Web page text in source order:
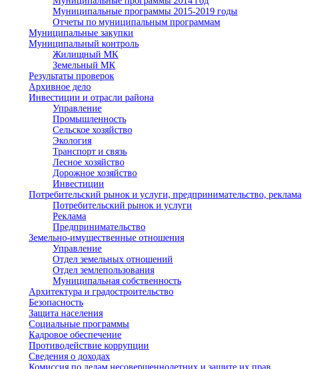
Муниципальные программы 2015-2019 годы
Отчеты по муниципальным программам
Муниципальные закупки
Муниципальный контроль
Жилищный МК
Земельный МК
Результаты проверок
Архивное дело
Инвестиции и отрасли района
Управление
Промышленность
Сельское хозяйство
Экология
Транспорт и связь
Лесное хозяйство
Дорожное хозяйство
Инвестиции
Потребительский рынок и услуги, предпринимательство, реклама
Потребительский рынок и услуги
Реклама
Предпринимательство
Земельно-имущественные отношения
Управление
Отдел земельных отношений
Отдел землепользования
Муниципальная собственность
Архитектура и градостроительство
Безопасность
Защита населения
Социальные программы
Кадровое обеспечение
Противодействие коррупции
Сведения о доходах
Комиссия по делам несовершеннолетних и защите их прав